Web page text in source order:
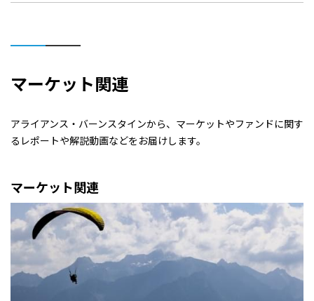
マーケット関連
アライアンス・バーンスタインから、マーケットやファンドに関す
るレポートや解説動画などをお届けします。
マーケット関連